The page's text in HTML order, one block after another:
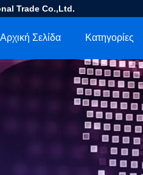
Trade Co.,Ltd.
Αρχική Σελίδα Κατηγορίες